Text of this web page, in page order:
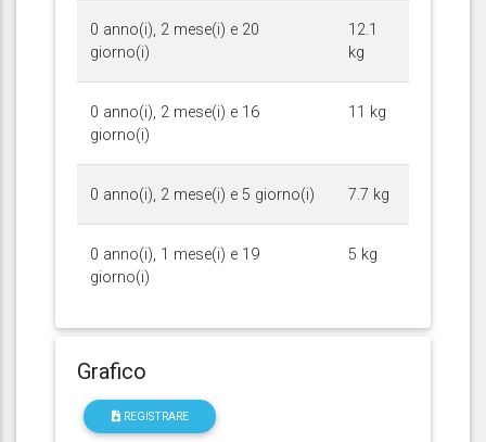
0 anno(i), 2 mese(i) e 20
giorno(i)
12.1
kg
0 anno(i), 2 mese(i) e 16
giorno(i)
11 kg
0 anno(i), 2 mese(i) e 5 giorno(i) 7.7 kg
0 anno(i), 1 mese(i) e 19
giorno(i)
5 kg
Grafico
REGISTRARE